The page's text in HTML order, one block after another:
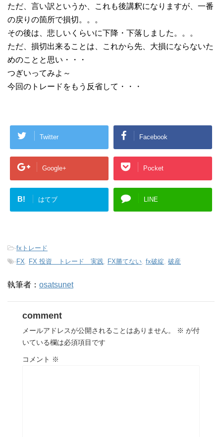
ただ、言い訳というか、これも後講釈になりますが、一番
の戻りの箇所で損切。。。
その後は、悲しいくらいに下降・下落しました。。。
ただ、損切出来ることは、これから先、大損にならないた
めのことと思い・・・
つぎいってみよ～
今回のトレードをもう反省して・・・
Twitter Facebook
Google+ Pocket
B! はてブ LINE
-fxトレード
-FX FX 投資 トレード 実践 FX勝てない fx破綻 破産
執筆者： osatsunet
comment
メールアドレスが公開されることはありません。 ※ が付
いている欄は必須項目です
コメント ※